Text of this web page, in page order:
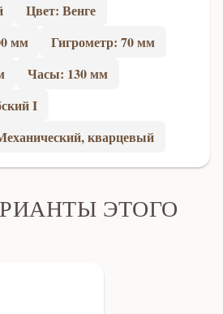
Цвет: Венге
мм
Гигрометр: 70 мм
Часы: 130 мм
I
кварцевый
ЭТОГО